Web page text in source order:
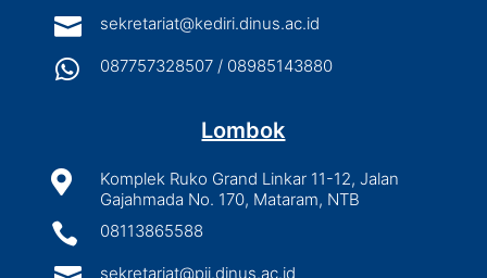
 sekretariat@kediri.dinus.ac.id
 087757328507 / 08985143880
Lombok

Komplek Ruko Grand Linkar 11-12, Jalan
Gajahmada No. 170, Mataram, NTB
 08113865588
sekretariat@pjj.dinus.ac.id